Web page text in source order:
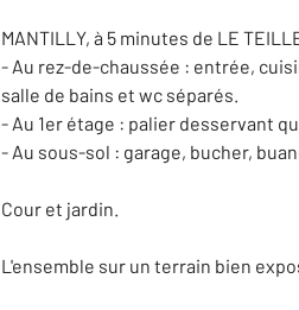
MANTILLY, à 5 minutes de LE
- Au rez-de-chaussée : entrée,
salle de bains et wc séparés.
- Au 1er étage : palier desservant
- Au sous-sol : garage, bucher,
Cour et jardin.
L'ensemble sur un terrain bien